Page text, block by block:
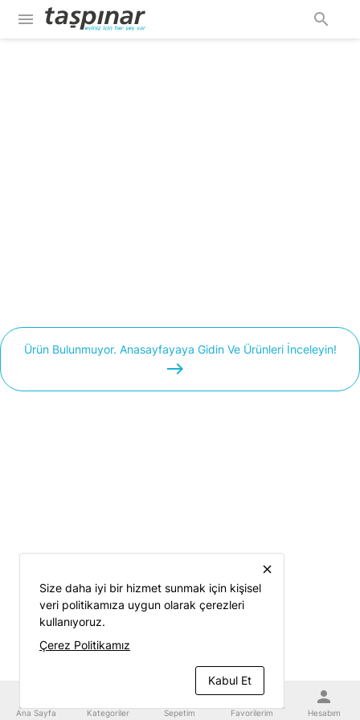
menu search
Ürün Bulunmuyor. Anasayfayaya Gidin Ve Ürünleri İnceleyin!
easts
Ana Sayfa Kategoriler Sepetim
favorite
Favorilerim
person
Hesabım
close
Size daha iyi bir hizmet sunmak için kişisel
veri politikamıza uygun olarak çerezleri
kullanıyoruz.
Çerez Politikamız
Kabul Et